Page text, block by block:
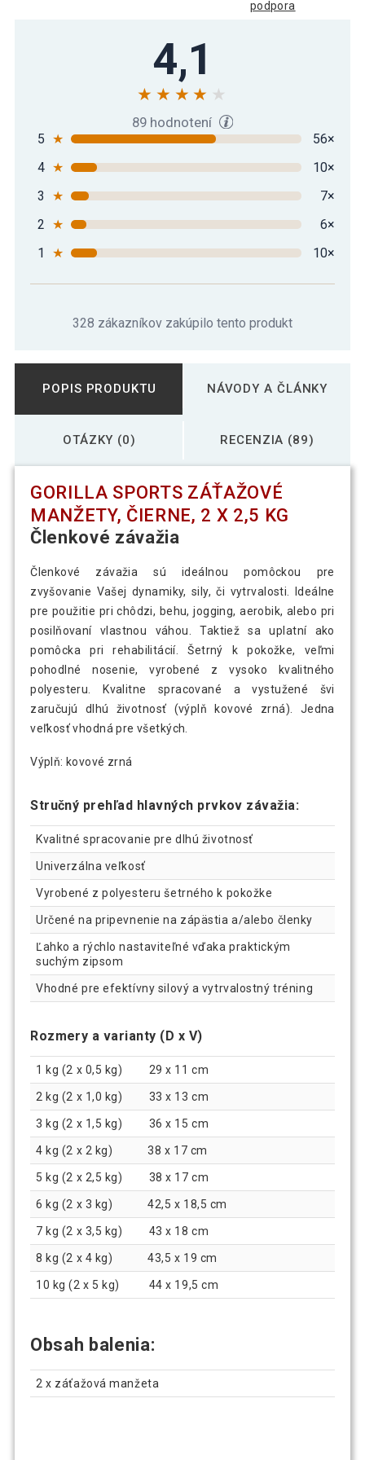
podpora
4,1
89 hodnotení
5 ★
56×
4 ★
10×
3
★
7×
2 ★
6×
1
★ 10×
328 zákazníkov zakúpilo tento produkt
POPIS PRODUKTU NÁVODY A ČLÁNKY
OTÁZKY (0) RECENZIA (89)
GORILLA SPORTS ZÁŤAŽOVÉ
MANŽETY, ČIERNE, 2 X 2,5 KG
Členkové závažia
Členkové závažia sú ideálnou pomôckou pre
zvyšovanie Vašej dynamiky, sily, či vytrvalosti. Ideálne
pre použitie pri chôdzi, behu, jogging, aerobik, alebo pri
posilňovaní vlastnou váhou. Taktiež sa uplatní ako
pomôcka pri rehabilitácií. Šetrný k pokožke, veľmi
pohodlné nosenie, vyrobené z vysoko kvalitného
polyesteru. Kvalitne spracované a vystužené švi
zaručujú dlhú životnosť (výplň kovové zrná). Jedna
veľkosť vhodná pre všetkých.
Výplň: kovové zrná
Stručný prehľad hlavných prvkov závažia:
Kvalitné spracovanie pre dlhú životnosť
Univerzálna veľkosť
Vyrobené z polyesteru šetrného k pokožke
Určené na pripevnenie na zápästia a/alebo členky
Ľahko a rýchlo nastaviteľné vďaka praktickým
suchým zipsom
Vhodné pre efektívny silový a vytrvalostný tréning
Rozmery a varianty (D x V)
1 kg (2 x 0,5 kg) 29 x 11 cm
2 kg (2 x 1,0 kg) 33 x 13 cm
3 kg (2 x 1,5 kg) 36 x 15 cm
4 kg (2 x 2 kg) 38 x 17 cm
5 kg (2 x 2,5 kg) 38 x 17 cm
6 kg (2 x 3 kg) 42,5 x 18,5 cm
7 kg (2 x 3,5 kg) 43 x 18 cm
8 kg (2 x 4 kg) 43,5 x 19 cm
10 kg (2 x 5 kg) 44 x 19,5 cm
Obsah balenia:
2 x záťažová manžeta